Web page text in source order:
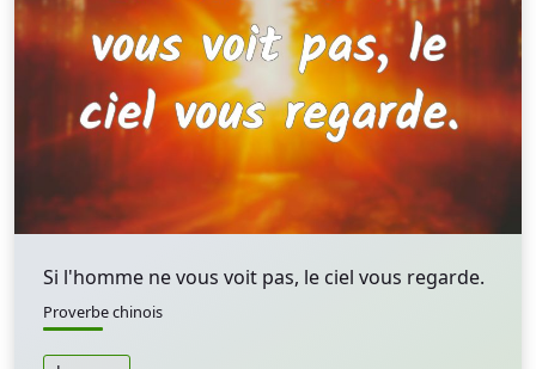
Si l'homme ne vous voit pas, le ciel vous regarde.
Proverbe chinois